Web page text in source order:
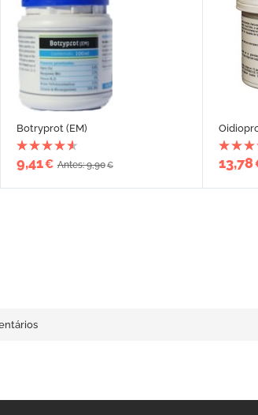
Botryprot (EM)
9,41€ Antes: 9,90€ 13,78